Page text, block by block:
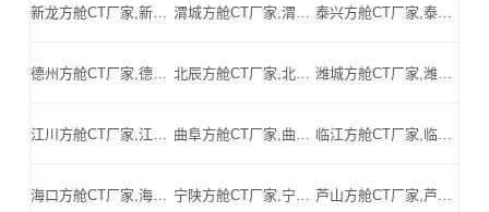
新龙方舱CT厂家,新龙方舱式CT,新龙CT方舱,新龙方舱CT,新龙医用CT方舱,新龙移动方舱CT-新龙医用CT方舱公司 渭城方舱CT厂家,渭城方舱式CT,渭城CT方舱,渭城方舱CT,渭城医用CT方舱,渭城移动方舱CT-渭城医用CT方舱公司 泰兴方舱CT厂家,泰兴方舱式CT,泰兴CT方舱,泰兴方舱CT,泰兴医用CT方舱,泰兴移动方舱CT-泰兴医用CT方舱公司
德州方舱CT厂家,德州方舱式CT,德州CT方舱,德州方舱CT,德州医用CT方舱,德州移动方舱CT-德州医用CT方舱公司 北辰方舱CT厂家,北辰方舱式CT,北辰CT方舱,北辰方舱CT,北辰医用CT方舱,北辰移动方舱CT-北辰医用CT方舱公司 潍城方舱CT厂家,潍城方舱式CT,潍城CT方舱,潍城方舱CT,潍城医用CT方舱,潍城移动方舱CT-潍城医用CT方舱公司
江川方舱CT厂家,江川方舱式CT,江川CT方舱,江川方舱CT,江川医用CT方舱,江川移动方舱CT-江川医用CT方舱公司 曲阜方舱CT厂家,曲阜方舱式CT,曲阜CT方舱,曲阜方舱CT,曲阜医用CT方舱,曲阜移动方舱CT-曲阜医用CT方舱公司 临江方舱CT厂家,临江方舱式CT,临江CT方舱,临江方舱CT,临江医用CT方舱,临江移动方舱CT-临江医用CT方舱公司
海口方舱CT厂家,海口方舱式CT,海口CT方舱,海口方舱CT,海口医用CT方舱,海口移动方舱CT-海口医用CT方舱公司 宁陕方舱CT厂家,宁陕方舱式CT,宁陕CT方舱,宁陕方舱CT,宁陕医用CT方舱,宁陕移动方舱CT-宁陕医用CT方舱公司 芦山方舱CT厂家,芦山方舱式CT,芦山CT方舱,芦山方舱CT,芦山医用CT方舱,芦山移动方舱CT-芦山医用CT方舱公司